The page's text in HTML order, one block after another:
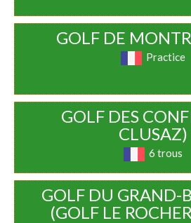
GOLF DE
Practice
GOLF DES
CLUSAZ)
6 trous
GOLF DU GRAND-
(GOLF LE